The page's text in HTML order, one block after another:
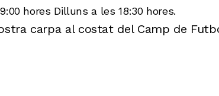
hores Dilluns a les 18:30 hores.
carpa al costat del Camp de